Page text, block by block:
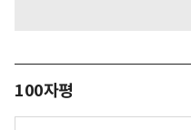
100자평